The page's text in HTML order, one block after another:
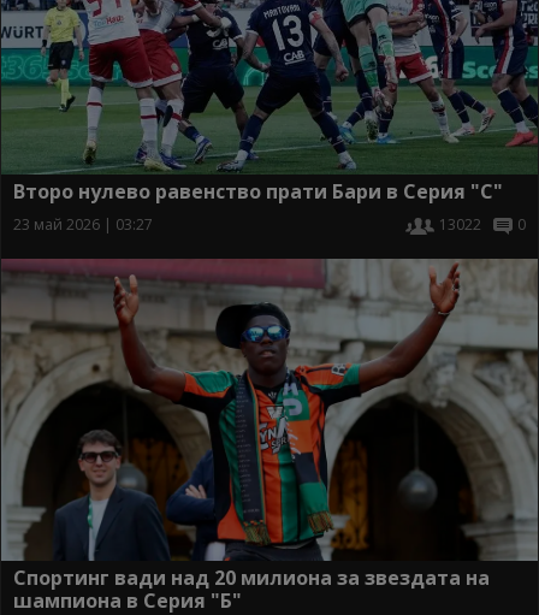
Второ нулево равенство прати Бари в Серия "С"
23 май 2026 | 03:27 13022 0
Спортинг вади над 20 милиона за звездата на
шампиона в Серия "Б"